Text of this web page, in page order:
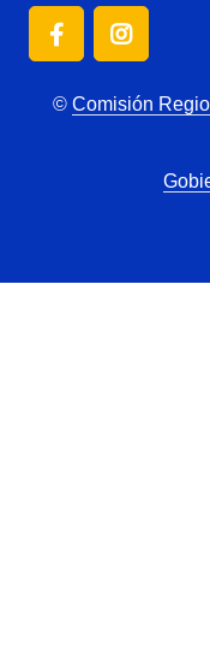
© Comisión